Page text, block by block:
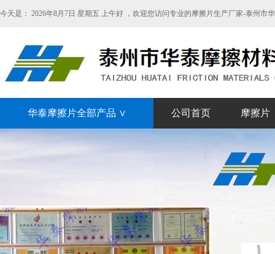
今天是： 2026年8月7日 星期五 上午好 ，欢迎您访问专业的摩擦片生产厂家-泰州市
华泰摩擦片全部产品 ∨ 公司首页 摩擦片